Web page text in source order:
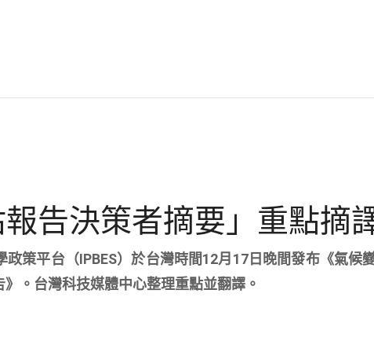
報告決策者摘要」重點摘
策平台（IPBES）於台灣時間12月17日晚間發布《氣候
。台灣科技媒體中心整理重點並翻譯。